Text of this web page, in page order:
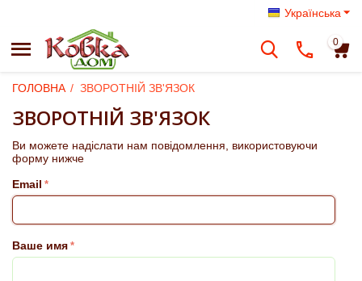
Українська
0
ГОЛОВНА / ЗВОРОТНІЙ ЗВ'ЯЗОК
ЗВОРОТНІЙ ЗВ'ЯЗОК
Ви можете надіслати нам повідомлення, використовуючи
форму нижче
Email
Ваше имя